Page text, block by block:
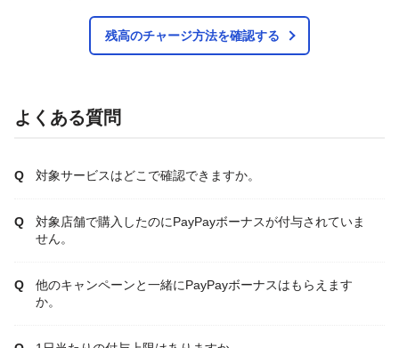
残高のチャージ方法を確認する
よくある質問
対象サービスはどこで確認できますか。
対象店舗で購入したのにPayPayボーナスが付与されていま
せん。
他のキャンペーンと一緒にPayPayボーナスはもらえます
か。